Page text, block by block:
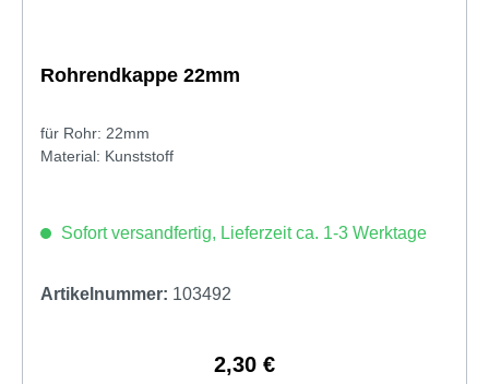
Rohrendkappe 22mm
für Rohr: 22mm
Material: Kunststoff
Sofort versandfertig, Lieferzeit ca. 1-3 Werktage
Artikelnummer: 103492
Regulärer Preis:
2,30 €